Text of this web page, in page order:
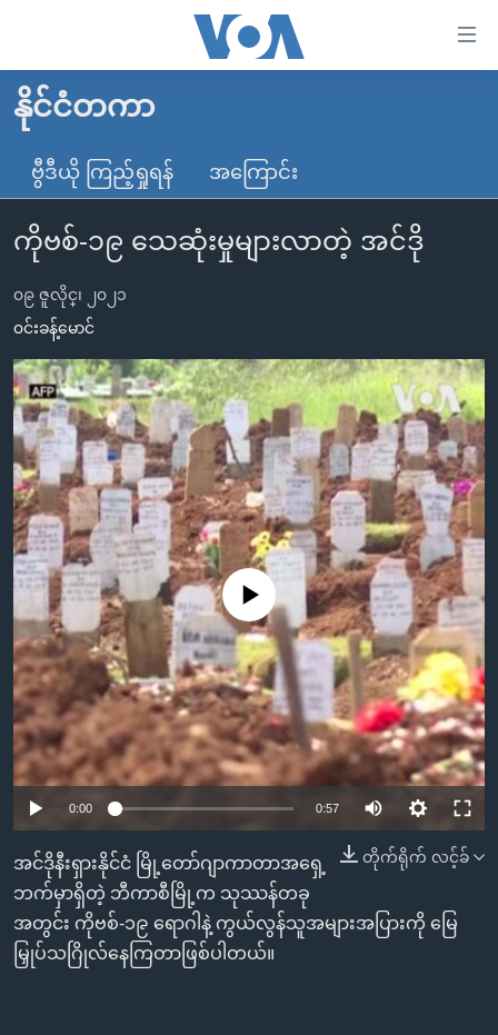
လွယ်ကူ
စေ
သည့်
Link
များ
ပင်မ
အကြောင်းအရာ
ကျော်
ကြည့်
ရန်
ပင်မ
အ
ညွန်း
စာမျက်နှာ
ကျော်
ကြည့်
ရန်
ရှာဖွေ
နေရာ
ကျော်
ရန်
မူလစာမျက်နှာ
မြန်မာ
ကမ္ဘာ့သတင်းများ
နိုင်ငံတကာ
တရုတ်
အစ္စရေး-ပါလက်စတိုင်း
ဗွီဒီယို
ရပ်ဝန်းတခု လမ်းတခု အလွန်
အင်္ဂလိပ်စာလေ့လာမယ်
အမေရိကန်သုံးအီဒီယံ
မကြေးမုံရဲ့ အင်္ဂလိပ်စာ
ရုပ်ရှင်ထဲက အင်္ဂလိပ်စာ
သုတပဒေသာ အင်္ဂလိပ်စာ
အပတ်စဉ်ကဏ္ဍများ
ရေဒီယို
တီဗွီ
ရေဒီယိုနှင့်ရုပ်သံ အချက်အလက်များ
ရေဒီယို/တီဗွီအစီအစဉ်
Learning English
ဗွီအိုအေ လူမှုကွန်ယက်များ
ဘာသာစကားများ
နိုင်ငံတကာ
ဗွီဒီယို ကြည့်ရှုရန် အကြောင်း
ကိုဗစ်-၁၉ သေဆုံးမှုများလာတဲ့ အင်ဒို
၀၉ ဇူလိုင္၊ ၂၀၂၁
၀င်းခန့်မောင်
No media source currently available
0:00 0:57
တိုက်ရိုက် လင့်ခ်
အင်ဒိုနီးရှားနိုင်ငံ မြို့တော်ဂျာကာတာအရှေ့
ဘက်မှာရှိတဲ့ ဘီကာစီမြို့က သုဿန်တခု
အတွင်း ကိုဗစ်-၁၉ ရောဂါနဲ့ ကွယ်လွန်သူအများအပြားကို မြေ
မြှုပ်သဂြိုလ်နေကြတာဖြစ်ပါတယ်။